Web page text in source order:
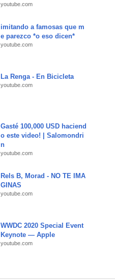
youtube.com
imitando a famosas que m
e parezco *o eso dicen*
youtube.com
La Renga - En Bicicleta
youtube.com
Gasté 100,000 USD haciend
o este video! | Salomondri
n
youtube.com
Rels B, Morad - NO TE IMA
GINAS
youtube.com
WWDC 2020 Special Event
Keynote — Apple
youtube.com